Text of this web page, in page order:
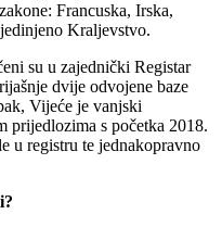
Francuska, Irska,
Kraljevstvo.
su u zajednički Registar
dvije odvojene baze
Vijeće je vanjski
prijedlozima s početka 2018.
u registru te jednakopravno